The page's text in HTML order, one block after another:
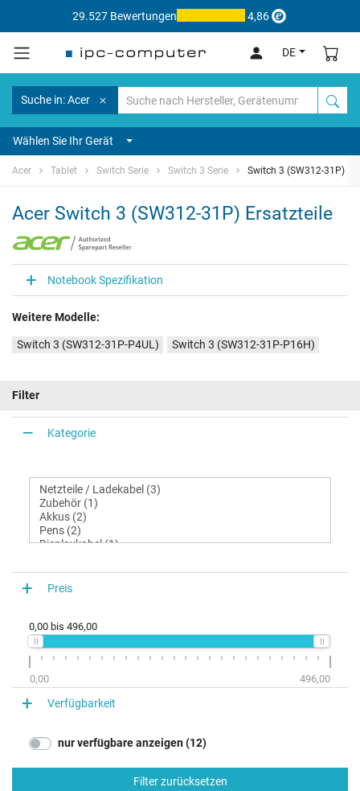
29.527 Bewertungen 4,86
DE
Suche in: Acer
Wählen Sie Ihr Gerät
Acer Tablet Switch Serie Switch 3 Serie Switch 3 (SW312-31P)
Acer Switch 3 (SW312-31P) Ersatzteile
Notebook Spezifikation
Weitere Modelle:
Switch 3 (SW312-31P-P4UL) Switch 3 (SW312-31P-P16H)
Filter
Kategorie
Preis
0,00 bis 496,00
0,00 496,00
Verfügbarkeit
nur verfügbare anzeigen (12)
Filter zurücksetzen